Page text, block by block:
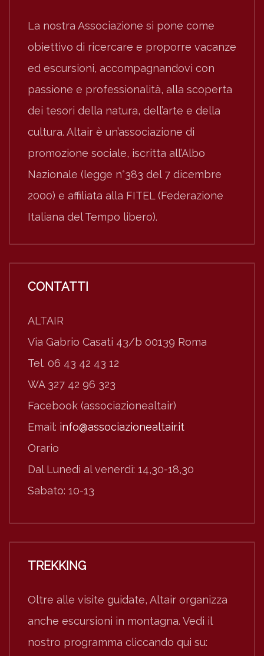
La nostra Associazione si pone come
obiettivo di ricercare e proporre vacanze
ed escursioni, accompagnandovi con
passione e professionalità, alla scoperta
dei tesori della natura, dell’arte e della
cultura. Altair è un’associazione di
promozione sociale, iscritta all’Albo
Nazionale (legge n°383 del 7 dicembre
2000) e affiliata alla FITEL (Federazione
Italiana del Tempo libero).
CONTATTI
ALTAIR
Via Gabrio Casati 43/b 00139 Roma
Tel. 06 43 42 43 12
WA 327 42 96 323
Facebook (associazionealtair)
Email: info@associazionealtair.it
Orario
Dal Lunedì al venerdì: 14,30-18,30
Sabato: 10-13
TREKKING
Oltre alle visite guidate, Altair organizza
anche escursioni in montagna. Vedi il
nostro programma cliccando qui su: